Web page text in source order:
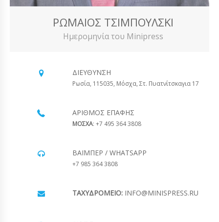
ΡΩΜΑΊΟΣ ΤΣΙΜΠΟΎΛΣΚΙ
Ημερομηνία του Minipress
ΔΙΕΎΘΥΝΣΗ
Ρωσία, 115035, Μόσχα, Στ. Πυατνίτσκαγια 17
ΑΡΙΘΜΌΣ ΕΠΑΦΉΣ
ΜΟΣΧΑ: +7 495 364 3808
ΒΆΙΜΠΕΡ / WHATSAPP
+7 985 364 3808
ΤΑΧΥΔΡΟΜΕΊΟ: INFO@MINISPRESS.RU